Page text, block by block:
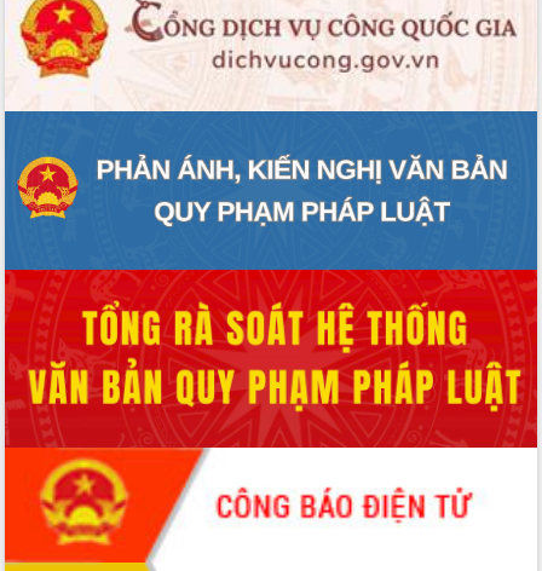
xuất khẩu sầu riêng và triển khai quy
định EUDR
Thứ trưởng Bộ Nông nghiệp và Môi
sầu riêng tại Đắk Lắk
Trình diễn nghệ thuật chế biến các
món ăn từ sầu riêng
Ngành cá ngừ Đắk Lắk chủ động thích
ứng để giữ vững thị trường xuất khẩu
Diễn đàn Kinh tế tư nhân Việt Nam đột
phá cơ chế - Hợp tác công tư
Đề án 06 tạo bước ngoặt đột phá trong
cải cách hành chính tỉnh Đắk Lắk
Kết nối tour, đẩy mạnh chuyển đổi số
để phát triển du lịch Đắk Lắk
Khởi động Dự án Đầu tư xây dựng hạ
tầng kỹ thuật Cụm công nghiệp Tân
Tiến